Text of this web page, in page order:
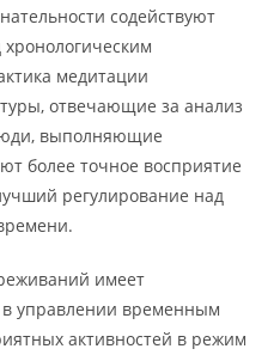
содействуют
медитации
отвечающие за анализ
выполняющие
более точное восприятие
регулирование над
имеет
в управлении временным
активностей в режим